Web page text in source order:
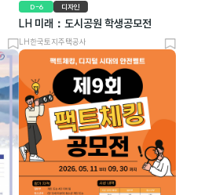
북
마
크
D-6 디자인
LH 미래：도시공원 학생공모전
LH한국토지주택공사
북